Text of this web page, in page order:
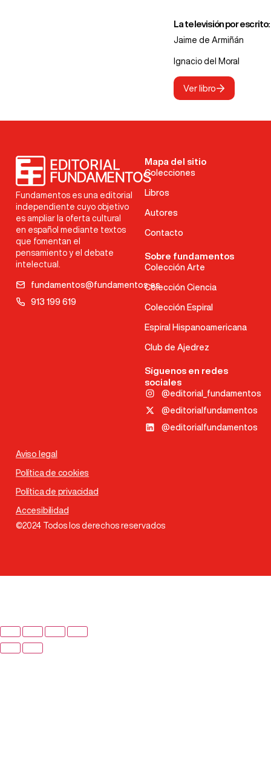
La televisión por
Jaime de Armiñán
Ignacio del Moral
Ver libro
Fundamentos es una editorial
independiente cuyo objetivo
es ampliar la oferta cultural
en español mediante textos
que fomentan el
pensamiento y el debate
intelectual.
fundamentos@fundamentos.es
913 199 619
Mapa del sitio
Colecciones
Libros
Autores
Contacto
Sobre fundamentos
Colección Arte
Colección Ciencia
Colección Espiral
Espiral Hispanoamericana
Club de Ajedrez
Síguenos en redes
sociales
@editorial_fundamentos
@editorialfundamentos
@editorialfundamentos
©2024 Todos los derechos reservados
Aviso legal
Política de cookies
Política de privacidad
Accesibilidad